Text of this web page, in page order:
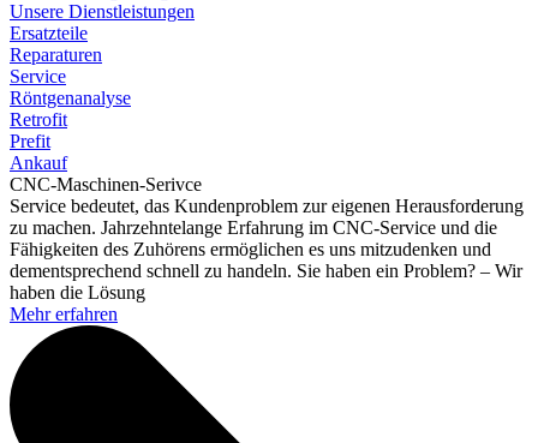
Unsere Dienstleistungen
Ersatzteile
Reparaturen
Service
Röntgenanalyse
Retrofit
Prefit
Ankauf
CNC-Maschinen-Serivce
Service bedeutet, das Kundenproblem zur eigenen Herausforderung
zu machen. Jahrzehntelange Erfahrung im CNC-Service und die
Fähigkeiten des Zuhörens ermöglichen es uns mitzudenken und
dementsprechend schnell zu handeln. Sie haben ein Problem? – Wir
haben die Lösung
Mehr erfahren